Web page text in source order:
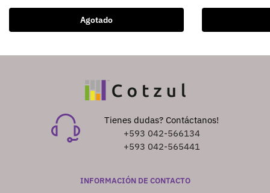
Agotado
Tienes dudas? Contáctanos!
+593 042-566134
+593 042-565441
INFORMACIÓN DE CONTACTO